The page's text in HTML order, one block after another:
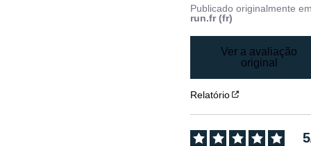
Publicado originalmente
run.fr (fr)
Ver a avaliação
original
Relatório
5